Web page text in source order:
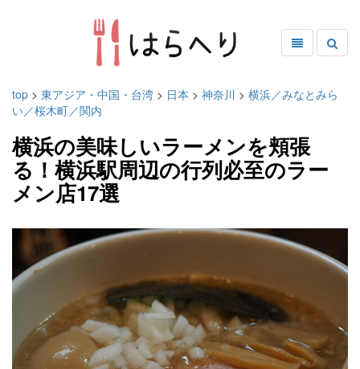
top > 東アジア・中国・台湾 > 日本 > 神奈川 > 横浜／みなとみら
い／桜木町／関内
横浜の美味しいラーメンを頬張
る！横浜駅周辺の行列必至のラー
メン店17選